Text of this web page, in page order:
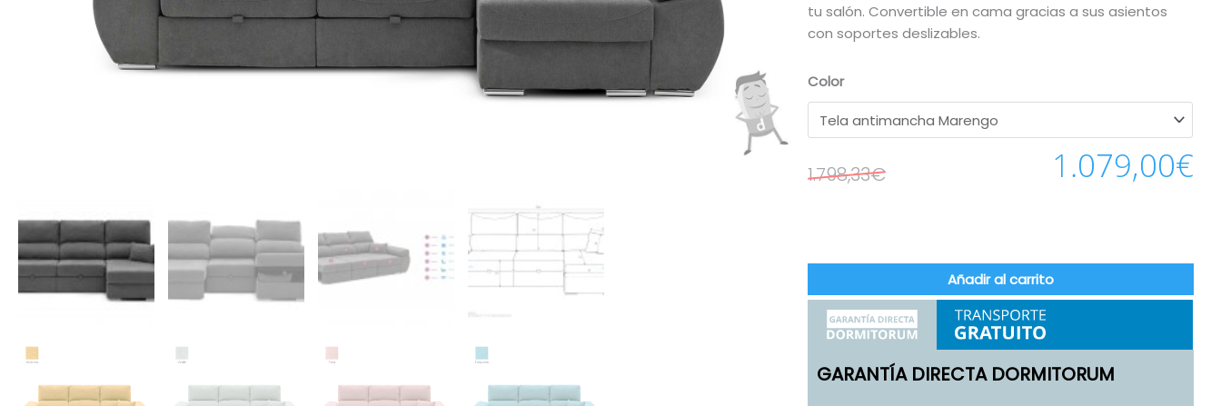
tu salón. Convertible en cama gracias a sus asientos
con soportes deslizables.
Color
1.798,33€ 1.079,00€
Añadir al carrito
GARANTÍA DIRECTA DORMITORUM